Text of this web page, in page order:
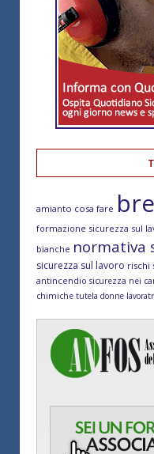
amianto cosa fare
formazione sicurezza sul
bianche normativa
sicurezza sul lavoro rischi
antincendio sicurezza nei
chimiche tutela donne